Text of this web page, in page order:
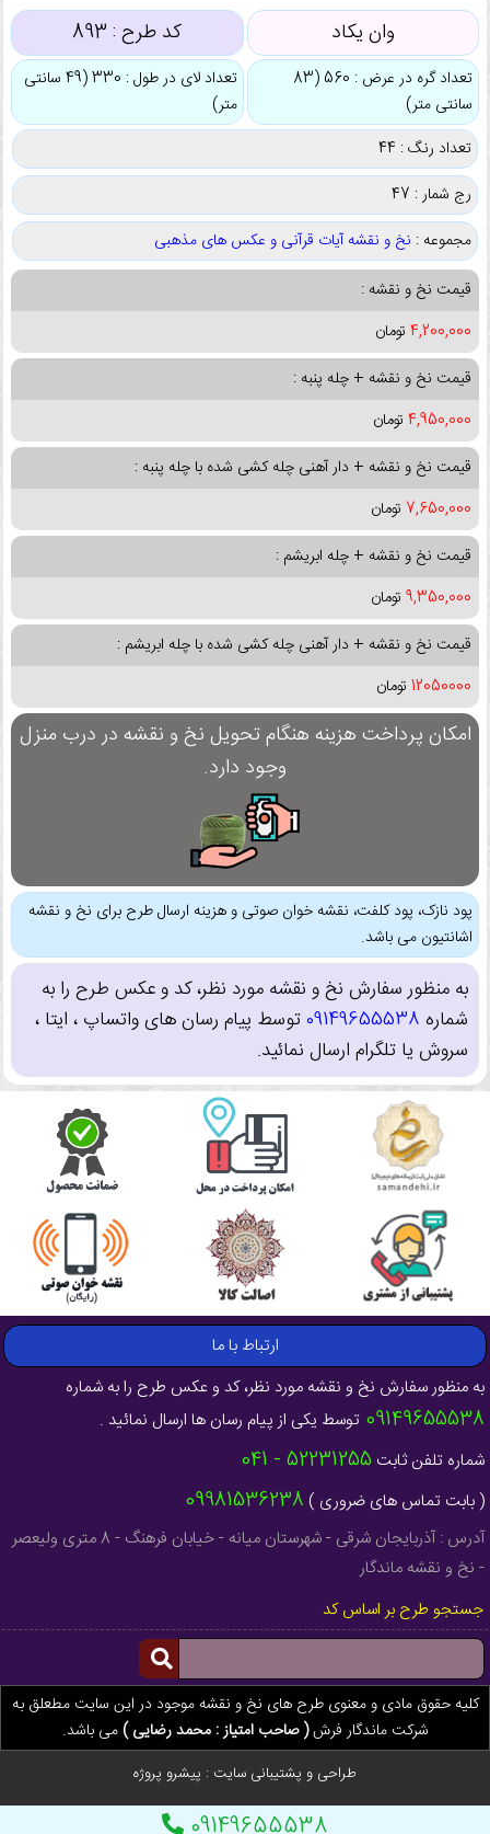
وان یکاد کد طرح : 893
تعداد گره در عرض : 560 (83
سانتی متر)
تعداد لای در طول : 330 (49 سانتی
متر)
تعداد رنگ : 44
رج شمار : 47
مجموعه : نخ و نقشه آیات قرآنی و عکس های مذهبی
قیمت نخ و نقشه :
4,200,000 تومان
قیمت نخ و نقشه + چله پنبه :
4,950,000 تومان
قیمت نخ و نقشه + دار آهنی چله کشی شده با چله پنبه :
7,650,000 تومان
قیمت نخ و نقشه + چله ابریشم :
9,350,000 تومان
قیمت نخ و نقشه + دار آهنی چله کشی شده با چله ابریشم :
12050000 تومان
امکان پرداخت هزینه هنگام تحویل نخ و نقشه در درب منزل
وجود دارد.
پود نازک، پود کلفت، نقشه خوان صوتی و هزینه ارسال طرح برای نخ و نقشه
اشانتیون می باشد.
به منظور سفارش نخ و نقشه مورد نظر، کد و عکس طرح را به
شماره 09149655538توسط پیام رسان های واتساپ ، ایتا ،
سروش یا تلگرام ارسال نمائید.
ارتباط با ما
به منظور سفارش نخ و نقشه مورد نظر، کد و عکس طرح را به شماره
09149655538 توسط یکی از پیام رسان ها ارسال نمائید .
شماره تلفن ثابت 52231255 - 041
( بابت تماس های ضروری ) 09981536238
آدرس : آذربایجان شرقی - شهرستان میانه - خیابان فرهنگ - 8 متری ولیعصر
- نخ و نقشه ماندگار
جستجو طرح بر اساس کد
کلیه حقوق مادی و معنوی طرح های نخ و نقشه موجود در این سایت مطعلق به
شرکت ماندگار فرش( صاحب امتیاز : محمد رضایی )می باشد.
طراحی و پشتیبانی سایت : پیشرو پروژه